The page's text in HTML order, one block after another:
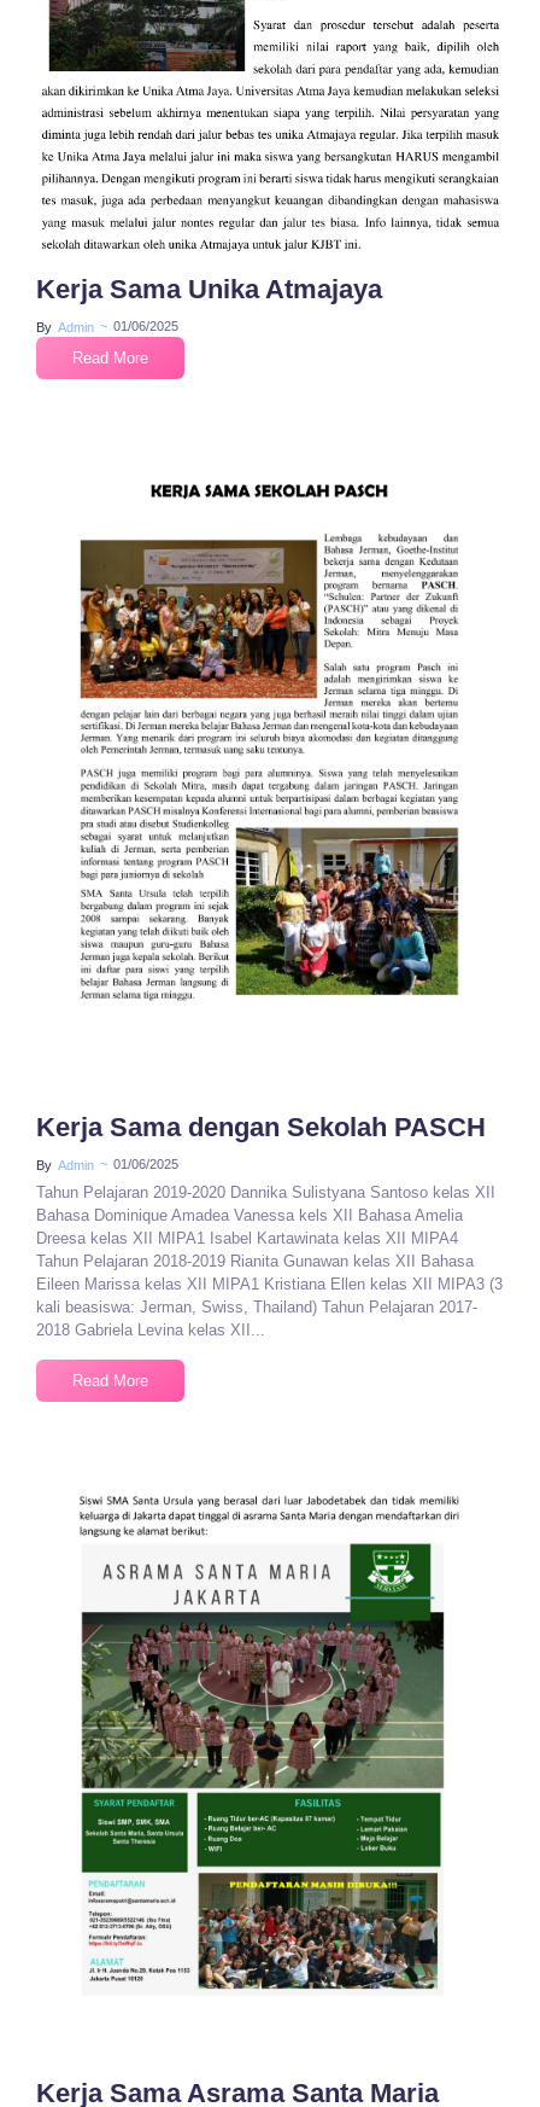
Kerja Sama Unika Atmajaya
By Admin ~ 01/06/2025
Read More
No Comments
Kerja Sama dengan Sekolah PASCH
By Admin ~ 01/06/2025
Tahun Pelajaran 2019-2020 Dannika Sulistyana Santoso kelas XII
Bahasa Dominique Amadea Vanessa kels XII Bahasa Amelia
Dreesa kelas XII MIPA1 Isabel Kartawinata kelas XII MIPA4
Tahun Pelajaran 2018-2019 Rianita Gunawan kelas XII Bahasa
Eileen Marissa kelas XII MIPA1 Kristiana Ellen kelas XII MIPA3 (3
kali beasiswa: Jerman, Swiss, Thailand) Tahun Pelajaran 2017-
2018 Gabriela Levina kelas XII...
Read More
No Comments
Kerja Sama Asrama Santa Maria